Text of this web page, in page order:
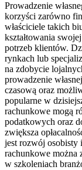
Prowadzenie
korzyści zarówno
właściciele takich
kształtowania
potrzeb klientów.
rynkach lub
na zdobycie
prowadzenie
czasową oraz
popularne w
rachunkowe mogą
podatkowych oraz
zwiększa
jest rozwój osobisty
rachunkowe można
w szkoleniach